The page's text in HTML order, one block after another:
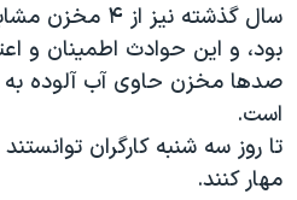
سال گذشته نیز
بود، و این حوادث اطمینان و
صدها مخزن حاوی آب آلوده به
است.
مهار کنند.